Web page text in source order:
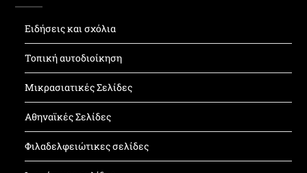
Ειδήσεις και σχόλια
Τοπική αυτοδιοίκηση
Μικρασιατικές Σελίδες
Αθηναϊκές Σελίδες
Φιλαδελφειώτικες σελίδες